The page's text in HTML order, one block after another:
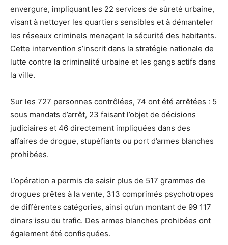
envergure, impliquant les 22 services de sûreté urbaine,
visant à nettoyer les quartiers sensibles et à démanteler
les réseaux criminels menaçant la sécurité des habitants.
Cette intervention s’inscrit dans la stratégie nationale de
lutte contre la criminalité urbaine et les gangs actifs dans
la ville.
Sur les 727 personnes contrôlées, 74 ont été arrêtées : 5
sous mandats d’arrêt, 23 faisant l’objet de décisions
judiciaires et 46 directement impliquées dans des
affaires de drogue, stupéfiants ou port d’armes blanches
prohibées.
L’opération a permis de saisir plus de 517 grammes de
drogues prêtes à la vente, 313 comprimés psychotropes
de différentes catégories, ainsi qu’un montant de 99 117
dinars issu du trafic. Des armes blanches prohibées ont
également été confisquées.